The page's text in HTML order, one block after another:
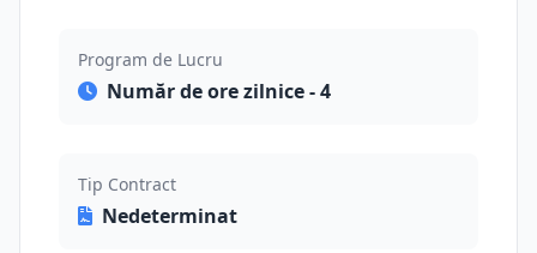
Program de Lucru
Număr de ore zilnice - 4
Tip Contract
Nedeterminat